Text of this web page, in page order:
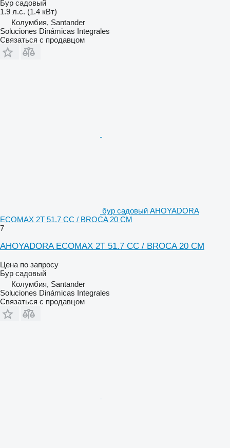
Бур садовый
1.9 л.с. (1.4 кВт)
Колумбия, Santander
Soluciones Dinámicas Integrales
Связаться с продавцом
бур садовый AHOYADORA
ECOMAX 2T 51.7 CC / BROCA 20 CM
7
AHOYADORA ECOMAX 2T 51.7 CC / BROCA 20 CM
Цена по запросу
Бур садовый
Колумбия, Santander
Soluciones Dinámicas Integrales
Связаться с продавцом